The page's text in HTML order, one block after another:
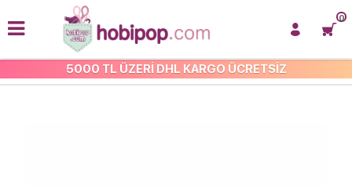
5000 TL ÜZERİ DHL KARGO ÜCRETSİZ
0
İŞLEMELİ ARMA VE APLİKE